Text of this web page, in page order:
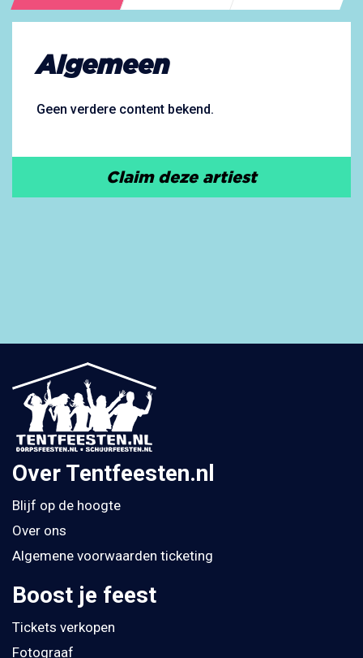
Algemeen
Geen verdere content bekend.
Claim deze artiest
Over Tentfeesten.nl
Blijf op de hoogte
Over ons
Algemene voorwaarden ticketing
Boost je feest
Tickets verkopen
Fotograaf